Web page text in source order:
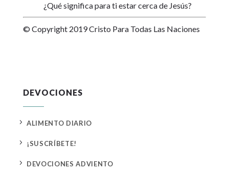
¿Qué significa para ti estar cerca de Jesús?
© Copyright 2019 Cristo Para Todas Las Naciones
DEVOCIONES
5 ALIMENTO DIARIO
5 ¡SUSCRÍBETE!
5 DEVOCIONES ADVIENTO